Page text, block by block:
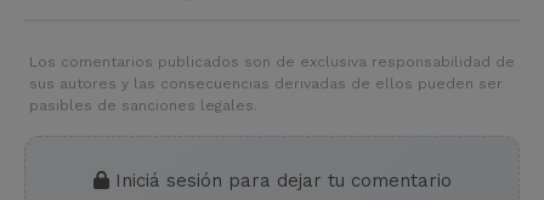
Los comentarios publicados son de exclusiva responsabilidad de
sus autores y las consecuencias derivadas de ellos pueden ser
pasibles de sanciones legales.
Iniciá sesión para dejar tu comentario